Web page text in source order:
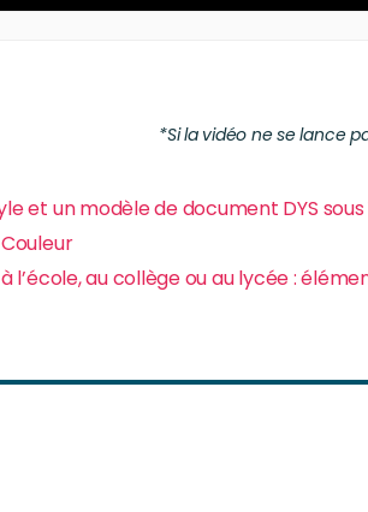
*Si la vidéo ne se lance
et un modèle de document DYS
l’école, au collège ou au lycée :